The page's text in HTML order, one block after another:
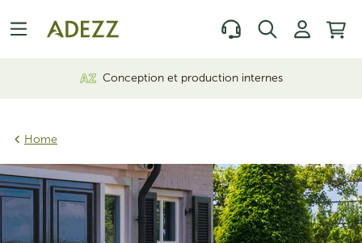
Conception et production internes
Home